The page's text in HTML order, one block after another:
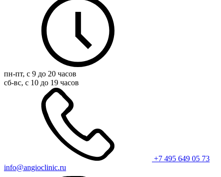
пн-пт, с 9 до 20 часов
сб-вс, с 10 до 19 часов
+7 495 649 05 73
info@angioclinic.ru